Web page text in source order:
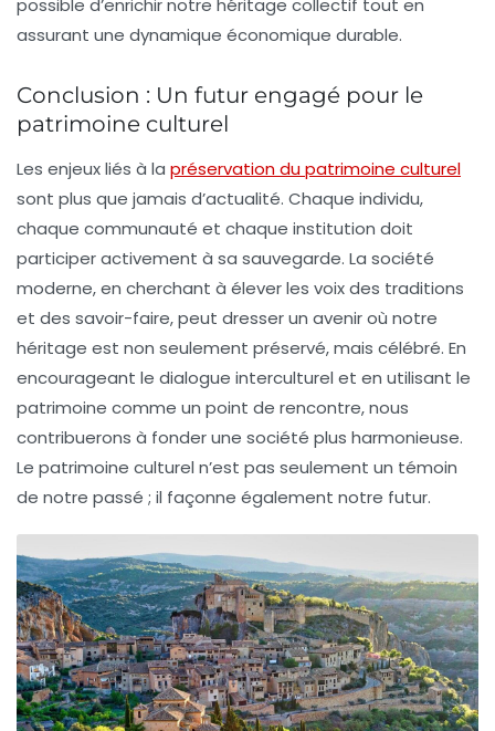
possible d’enrichir notre héritage collectif tout en
assurant une dynamique économique durable.
Conclusion : Un futur engagé pour le
patrimoine culturel
Les enjeux liés à la préservation du patrimoine culturel
sont plus que jamais d’actualité. Chaque individu,
chaque communauté et chaque institution doit
participer activement à sa sauvegarde. La société
moderne, en cherchant à élever les voix des traditions
et des savoir-faire, peut dresser un avenir où notre
héritage est non seulement préservé, mais célébré. En
encourageant le dialogue interculturel et en utilisant le
patrimoine comme un point de rencontre, nous
contribuerons à fonder une société plus harmonieuse.
Le patrimoine culturel n’est pas seulement un témoin
de notre passé ; il façonne également notre futur.